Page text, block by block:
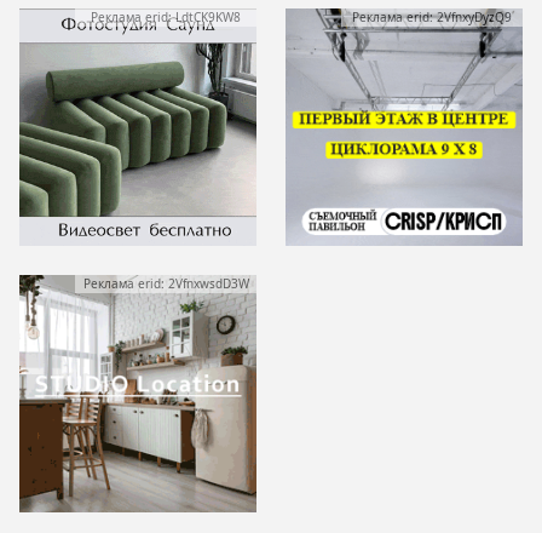
Реклама erid: LdtCK9KW8 Реклама erid: 2VfnxyDyzQ9
Реклама erid: 2VfnxwsdD3W